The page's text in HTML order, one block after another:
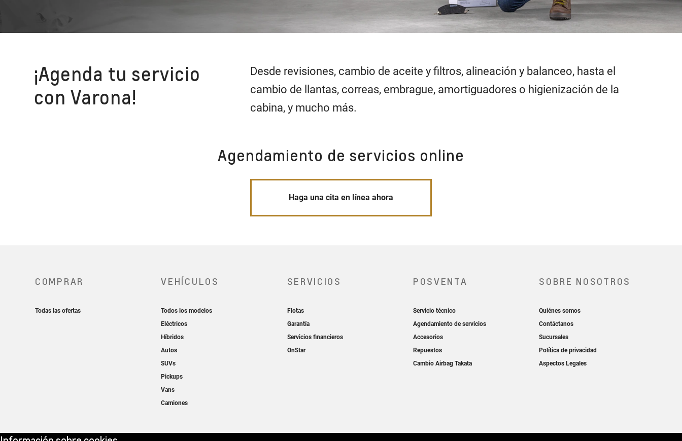
¡Agenda tu servicio
con Varona!
Desde revisiones, cambio de aceite y filtros, alineación y balanceo, hasta el
cambio de llantas, correas, embrague, amortiguadores o higienización de la
cabina, y mucho más.
Agendamiento de servicios online
Haga una cita en línea ahora